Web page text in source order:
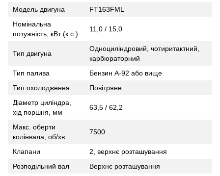
Модель двигуна
FT163FML
Номінальна
потужність, кВт (к.с.)
11,0 / 15,0
Тип двигуна
Одноциліндровий, чотиритактний,
карбюраторний
Тип палива
Бензин А-92 або вище
Тип охолодження
Повітряне
Діаметр циліндра,
хід поршня, мм
63,5 / 62,2
Макс. оберти
колінвала, об/хв
7500
Клапани
2, верхнє розташування
Розподільний вал
Верхнє розташування